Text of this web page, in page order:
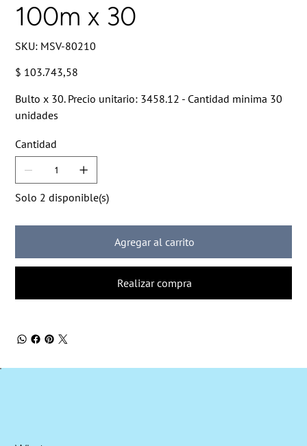
100m x 30
SKU: SKU
MSV-
MSV-80210
Precio
$ 103.743,58
Bulto x 30. Precio unitario: 3458.12 - Cantidad minima 30
unidades
Cantidad
Solo 2 disponible(s)
Agregar al carrito
Realizar compra